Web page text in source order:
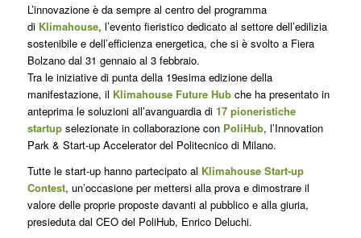
L’innovazione è da sempre al centro del programma
di Klimahouse, l’evento fieristico dedicato al settore dell’edilizia
sostenibile e dell’efficienza energetica, che si è svolto a Fiera
Bolzano dal 31 gennaio al 3 febbraio.
Tra le iniziative di punta della 19esima edizione della
manifestazione, il Klimahouse Future Hubche ha presentato in
anteprima le soluzioni all’avanguardia di 17 pioneristiche
startupselezionate in collaborazione con PoliHub, l’Innovation
Park & Start-up Accelerator del Politecnico di Milano.
Tutte le start-up hanno partecipato al Klimahouse Start-up
Contest, un’occasione per mettersi alla prova e dimostrare il
valore delle proprie proposte davanti al pubblico e alla giuria,
presieduta dal CEO del PoliHub, Enrico Deluchi.